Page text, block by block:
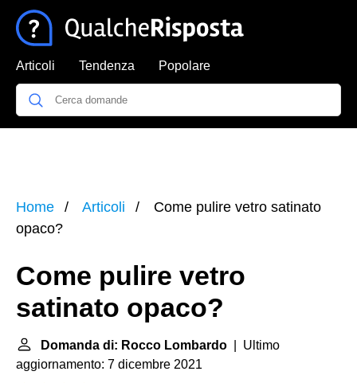
Articoli Tendenza Popolare
Home Articoli
Come pulire vetro satinato
opaco?
Come pulire vetro
satinato opaco?
Domanda di: Rocco Lombardo | Ultimo
aggiornamento: 7 dicembre 2021